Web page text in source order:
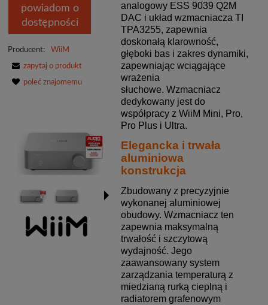
analogowy ESS 9039 Q2M
DAC i układ wzmacniacza TI
TPA3255, zapewnia
doskonałą klarowność,
głęboki bas i zakres dynamiki,
zapewniając wciągające
wrażenia
słuchowe. Wzmacniacz
dedykowany jest do
współpracy z WiiM Mini, Pro,
Pro Plus i Ultra.
Elegancka i trwała
aluminiowa
konstrukcja
Zbudowany z precyzyjnie
wykonanej aluminiowej
obudowy. Wzmacniacz ten
zapewnia maksymalną
trwałość i szczytową
wydajność. Jego
zaawansowany system
zarządzania temperaturą z
miedzianą rurką cieplną i
radiatorem grafenowym
powiadom o
dostępności
Producent: WiiM
zapytaj o produkt
poleć znajomemu